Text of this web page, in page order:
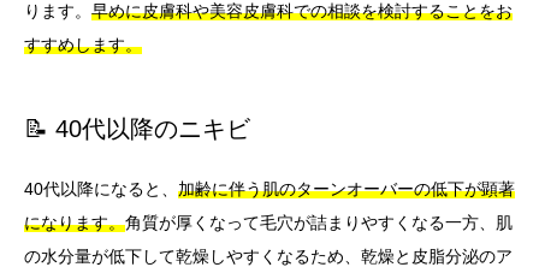
ります。 早めに皮膚科や美容皮膚科での相談を検討することをお
すすめします。
📝 40代以降のニキビ
40代以降になると、 加齢に伴う肌のターンオーバーの低下が顕著
になります。角質が厚くなって毛穴が詰まりやすくなる一方、肌
の水分量が低下して乾燥しやすくなるため、乾燥と皮脂分泌のア